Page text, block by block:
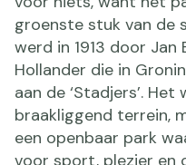
groenste stuk van de
werd in 1913 door Jan
Hollander die in
aan de ‘Stadjers’.
braakliggend terrein,
een openbaar park
voor sport, plezier en